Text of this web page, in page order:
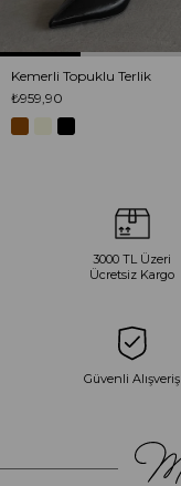
Kemerli Topuklu Terlik
₺959,90
3000 TL Üzeri
Ücretsiz Kargo
Güvenli Alışveriş